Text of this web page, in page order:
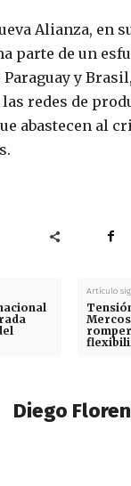
Alianza, en
parte de un
y
redes de
abastecen al
Artículo
Diego